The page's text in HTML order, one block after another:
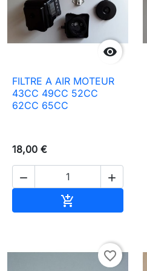

FILTRE A AIR MOTEUR
43CC 49CC 52CC
62CC 65CC
18,00 €
 

favorite_border